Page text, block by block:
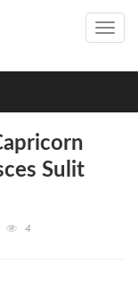
Sulit
4